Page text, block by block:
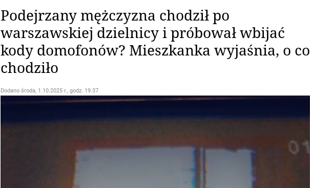
Podejrzany mężczyzna chodził po
warszawskiej dzielnicy i próbował wbijać
kody domofonów? Mieszkanka wyjaśnia, o co
chodziło
Dodano środa, 1.10.2025 r., godz. 19.37